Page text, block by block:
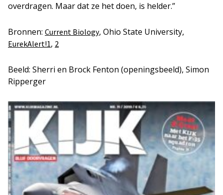
overdragen. Maar dat ze het doen, is helder.”
Bronnen: Current Biology, Ohio State University,
EurekAlert!1, 2
Beeld: Sherri en Brock Fenton (openingsbeeld), Simon
Ripperger